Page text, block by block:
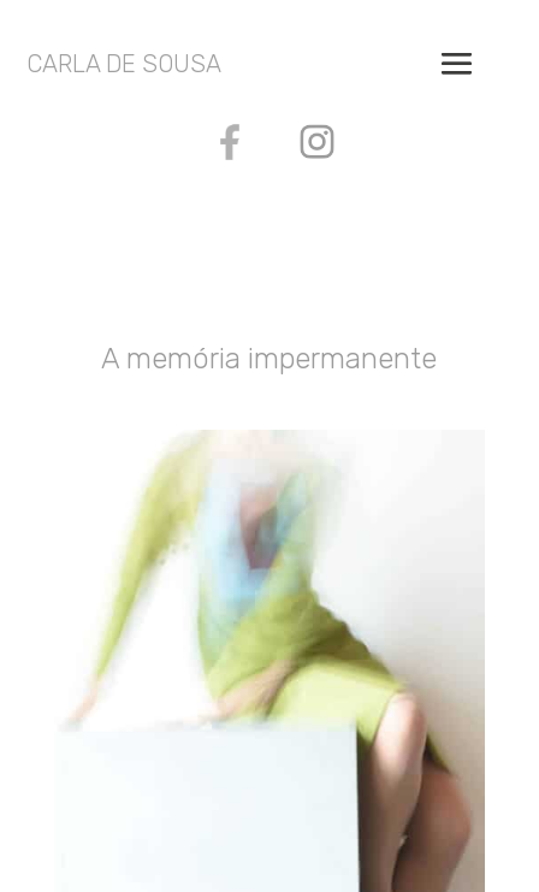
CARLA DE SOUSA
A memória impermanente